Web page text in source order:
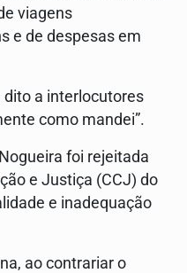
viagens
e de despesas em
dito a interlocutores
como mandei”.
foi rejeitada
e Justiça (CCJ) do
e inadequação
ao contrariar o